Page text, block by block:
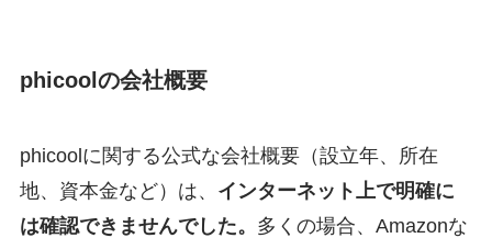
phicoolの会社概要
phicoolに関する公式な会社概要（設立年、所在
地、資本金など）は、 インターネット上で明確に
は確認できませんでした。 多くの場合、Amazonな